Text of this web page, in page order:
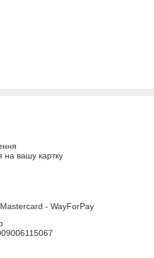
на вашу картку
- WayForPay